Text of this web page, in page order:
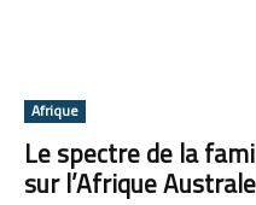
Afrique
Le spectre de la
sur l’Afrique Australe